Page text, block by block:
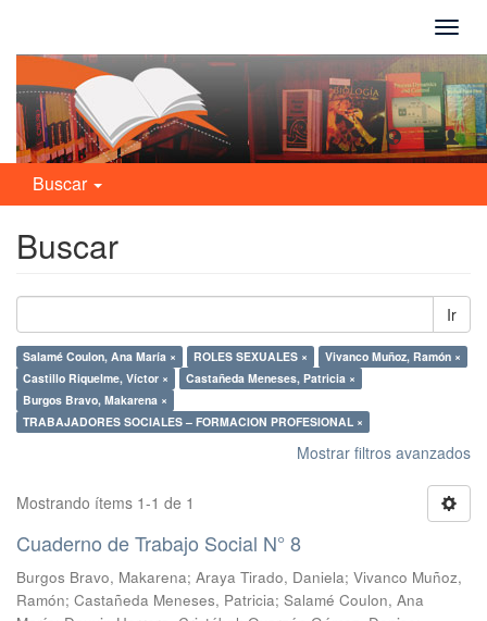
Buscar
Buscar
Ir
Salamé Coulon, Ana María × ROLES SEXUALES ×
Vivanco Muñoz, Ramón ×
Castillo Riquelme, Víctor ×
Castañeda Meneses, Patricia ×
Burgos Bravo, Makarena ×
TRABAJADORES SOCIALES – FORMACION PROFESIONAL ×
Mostrar filtros avanzados
Mostrando ítems 1-1 de 1
Cuaderno de Trabajo Social N° 8
Burgos Bravo, Makarena; Araya Tirado, Daniela; Vivanco Muñoz,
Ramón; Castañeda Meneses, Patricia; Salamé Coulon, Ana